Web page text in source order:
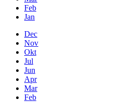
Feb
Jan
Dec
Nov
Okt
Jul
Jun
Apr
Mar
Feb